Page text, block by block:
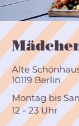
Alte
10119 Berlin
Montag bis
12 - 23 Uhr